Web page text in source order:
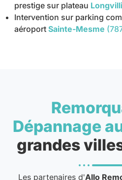
prestige sur plateau
Intervention sur parking
aéroport Sainte-Mesme
Dépannage
grandes
Les partenaires d'Allo